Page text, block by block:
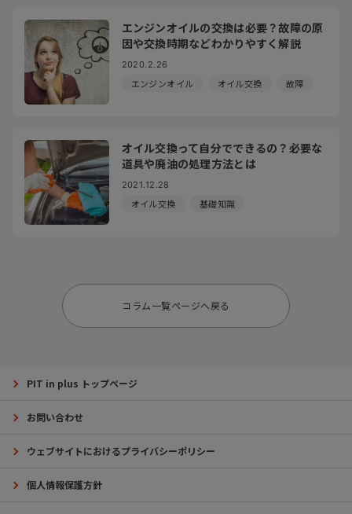
エンジンオイルの交換は必要？故障の原
因や交換時期などわかりやすく解説
2020.2.26
エンジンオイル オイル交換 故障
オイル交換って自分でできるの？必要な
道具や廃油の処理方法とは
2021.12.28
オイル交換 基礎知識
コラム一覧ページへ戻る
PIT in plus トップページ
お問い合わせ
ウェブサイトにおけるプライバシーポリシー
個人情報保護方針